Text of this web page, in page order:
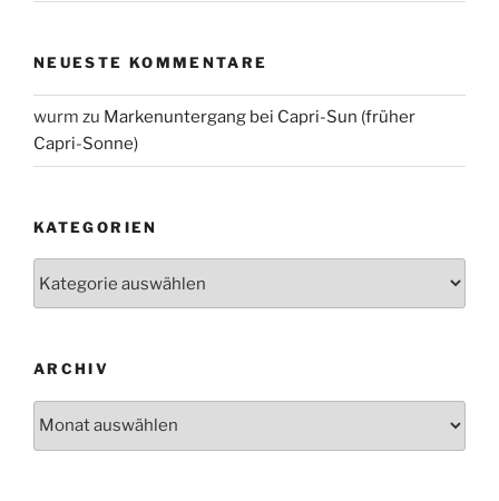
NEUESTE KOMMENTARE
wurm zu Markenuntergang bei Capri-Sun (früher
Capri-Sonne)
KATEGORIEN
ARCHIV